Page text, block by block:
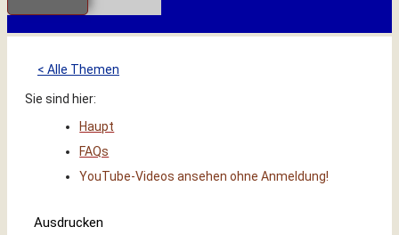
< Alle Themen
Sie sind hier:
Haupt
FAQs
YouTube-Videos ansehen ohne Anmeldung!
Ausdrucken